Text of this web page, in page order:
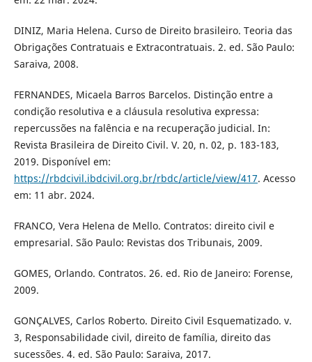
DINIZ, Maria Helena. Curso de Direito brasileiro. Teoria das
Obrigações Contratuais e Extracontratuais. 2. ed. São Paulo:
Saraiva, 2008.
FERNANDES, Micaela Barros Barcelos. Distinção entre a
condição resolutiva e a cláusula resolutiva expressa:
repercussões na falência e na recuperação judicial. In:
Revista Brasileira de Direito Civil. V. 20, n. 02, p. 183-183,
2019. Disponível em:
https://rbdcivil.ibdcivil.org.br/rbdc/article/view/417. Acesso
em: 11 abr. 2024.
FRANCO, Vera Helena de Mello. Contratos: direito civil e
empresarial. São Paulo: Revistas dos Tribunais, 2009.
GOMES, Orlando. Contratos. 26. ed. Rio de Janeiro: Forense,
2009.
GONÇALVES, Carlos Roberto. Direito Civil Esquematizado. v.
3, Responsabilidade civil, direito de família, direito das
sucessões. 4. ed. São Paulo: Saraiva, 2017.